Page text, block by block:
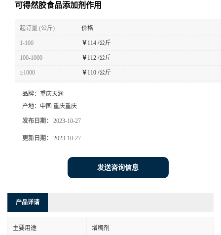
可得然胶食品添加剂作用
起订量 (公斤) 价格
1-100 ￥114 /公斤
100-1000 ￥112 /公斤
≥1000 ￥110 /公斤
品牌： 重庆天润
产地： 中国 重庆重庆
发布日期： 2023-10-27
更新日期： 2023-10-27
发送咨询信息
产品详请
主要用途 增稠剂